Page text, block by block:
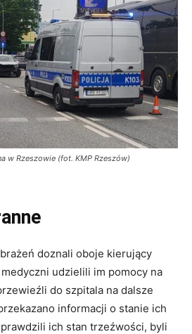
w Rzeszowie (fot. KMP Rzeszów)
doznali oboje kierujący
udzielili im pomocy na
do szpitala na dalsze
informacji o stanie ich
ich stan trzeźwości, byli